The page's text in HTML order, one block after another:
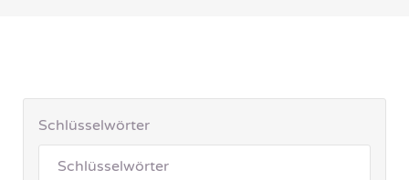
Schlüsselwörter